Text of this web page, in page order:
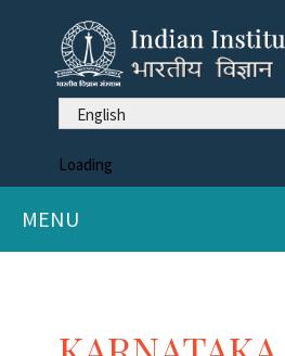
English
Loading
MENU